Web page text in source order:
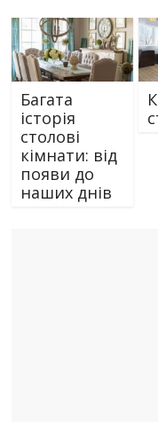
Багата
історія
столові
кімнати: від
появи до
наших днів